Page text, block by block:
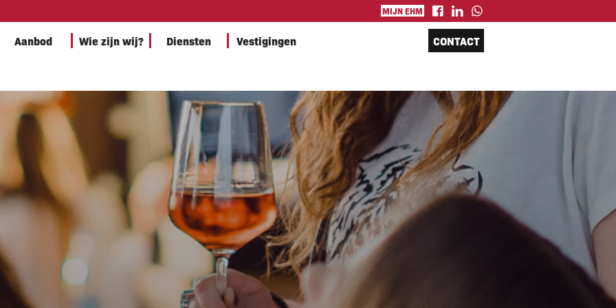
MIJN EHM
Aanbod Wie zijn wij? Diensten Vestigingen CONTACT